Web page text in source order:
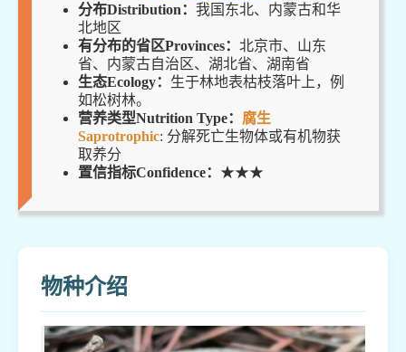
分布Distribution： 我国东北、内蒙古和华
北地区
有分布的省区Provinces： 北京市、山东
省、内蒙古自治区、湖北省、湖南省
生态Ecology： 生于林地表枯枝落叶上，例
如松树林。
营养类型Nutrition Type： 腐生
Saprotrophic: 分解死亡生物体或有机物获
取养分
置信指标Confidence： ★★★
物种介绍